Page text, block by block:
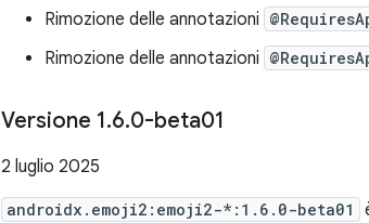
Rimozione delle annotazioni
Rimozione delle annotazioni
Versione 1.6.0-beta01
2 luglio 2025
androidx.emoji2:emoji2-*:1.6.0-beta01